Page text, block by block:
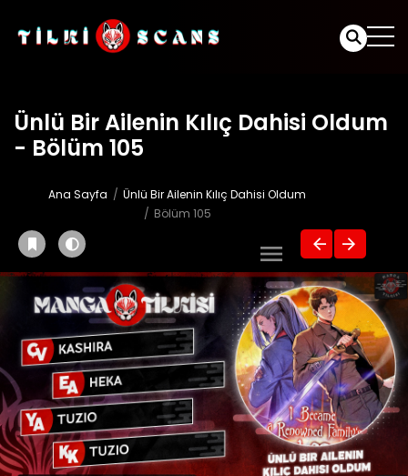
Ünlü Bir Ailenin Kılıç Dahisi Oldum
- Bölüm 105
Ana Sayfa
Ünlü Bir Ailenin Kılıç Dahisi Oldum
Bölüm 105